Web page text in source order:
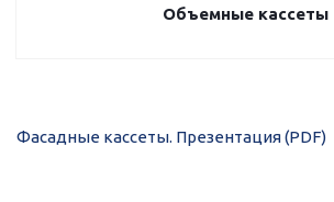
Объемные кассеты
Фасадные кассеты. Презентация (PDF)